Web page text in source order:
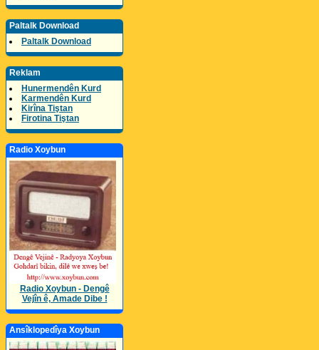
Paltalk Download
Paltalk Download
Reklam
Hunermendên Kurd
Karmendên Kurd
Kirîna Tiştan
Firotina Tiştan
Radio Xoybun
Radio Xoybun - Dengê
Vejîn ê, Amade Dibe !
Ansîklopedîya Xoybun